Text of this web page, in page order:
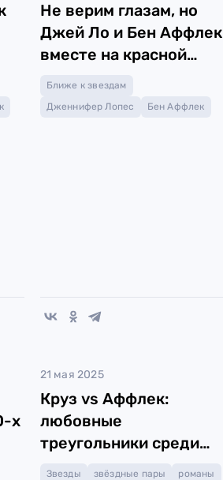
Не верим глазам, но
Джей Ло и Бен Аффлек
вместе на красной
дорожке
Ближе к звездам
Дженнифер Лопес
Бен Аффлек
х
21 мая 2025
Круз vs Аффлек:
любовные
треугольники среди
звёзд
Звезды звёздные пары романы